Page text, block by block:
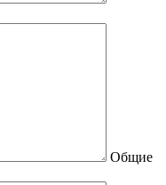
Общие